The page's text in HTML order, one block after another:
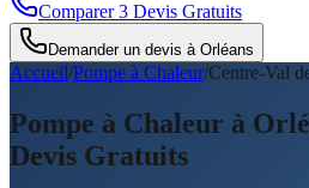
Comparer 3 Devis Gratuits
Demander un devis à Orléans
Accueil/Pompe à Chaleur/Centre-Val
Pompe à Chaleur à
Devis Gratuits